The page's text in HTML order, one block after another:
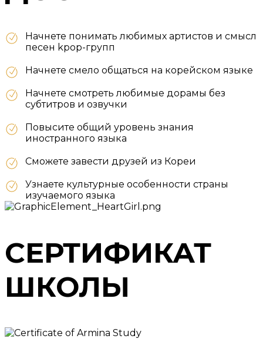
Начнете понимать любимых артистов и смысл
песен kpop-групп
Начнете смело общаться на корейском языке
Начнете смотреть любимые дорамы без
субтитров и озвучки
Повысите общий уровень знания
иностранного языка
Сможете завести друзей из Кореи
Узнаете культурные особенности страны
изучаемого языка
СЕРТИФИКАТ
ШКОЛЫ